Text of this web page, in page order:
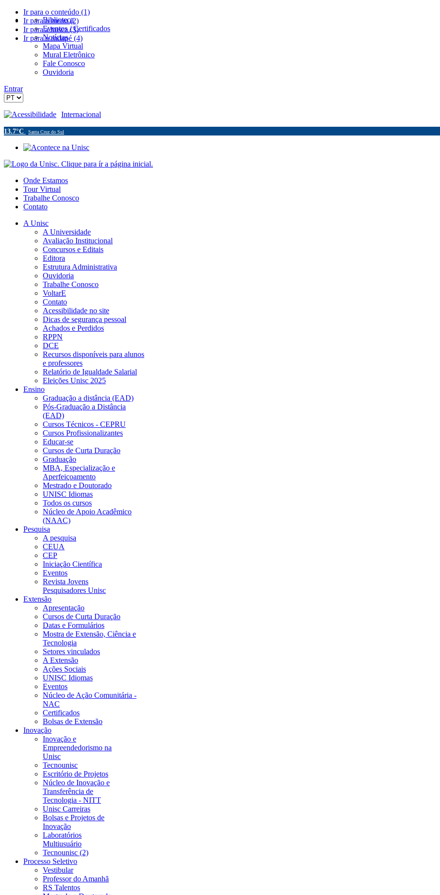
Ir para o conteúdo (1)
Ir para o menu (2)
Ir para a busca (3)
Ir para o rodapé (4)
Biblioteca
Eventos / Certificados
Notícias
Mapa Virtual
Mural Eletrônico
Fale Conosco
Ouvidoria
Entrar
Acessibilidade Internacional
13.7°C Santa Cruz do Sul
Onde Estamos
Tour Virtual
Trabalhe Conosco
Contato
A Unisc
A Universidade
Avaliação Institucional
Concursos e Editais
Editora
Estrutura Administrativa
Ouvidoria
Trabalhe Conosco
VoltarE
Contato
Acessibilidade no site
Dicas de segurança pessoal
Achados e Perdidos
RPPN
DCE
Recursos disponíveis para alunos
e professores
Relatório de Igualdade Salarial
Eleições Unisc 2025
Ensino
Graduação a distância (EAD)
Pós-Graduação a Distância
(EAD)
Cursos Técnicos - CEPRU
Cursos Profissionalizantes
Educar-se
Cursos de Curta Duração
Graduação
MBA, Especialização e
Aperfeiçoamento
Mestrado e Doutorado
UNISC Idiomas
Todos os cursos
Núcleo de Apoio Acadêmico
(NAAC)
Pesquisa
A pesquisa
CEUA
CEP
Iniciação Científica
Eventos
Revista Jovens
Pesquisadores Unisc
Extensão
Apresentação
Cursos de Curta Duração
Datas e Formulários
Mostra de Extensão, Ciência e
Tecnologia
Setores vinculados
A Extensão
Ações Sociais
UNISC Idiomas
Eventos
Núcleo de Ação Comunitária -
NAC
Certificados
Bolsas de Extensão
Inovação
Inovação e
Empreendedorismo na
Unisc
Tecnounisc
Escritório de Projetos
Núcleo de Inovação e
Transferência de
Tecnologia - NITT
Unisc Carreiras
Bolsas e Projetos de
Inovação
Laboratórios
Multiusuário
Tecnounisc (2)
Processo Seletivo
Vestibular
Professor do Amanhã
RS Talentos